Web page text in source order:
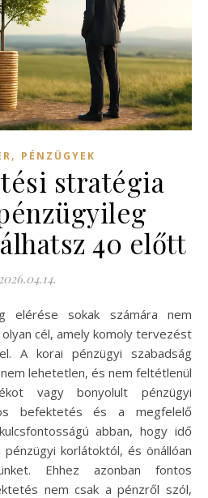
, PÉNZÜGYEK
stratégia
40 előtt
2026.04.14.
cél, amely komoly tervezést
A korai pénzügyi szabadság
lehetetlen, és nem feltétlenül
vagy bonyolult pénzügyi
befektetés és a megfelelő
abban, hogy idő
korlátoktól, és önállóan
Ehhez azonban fontos
nem csak a pénzről szól,